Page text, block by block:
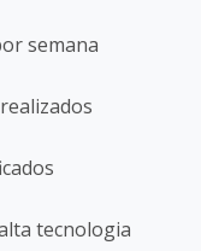
semana
tecnologia